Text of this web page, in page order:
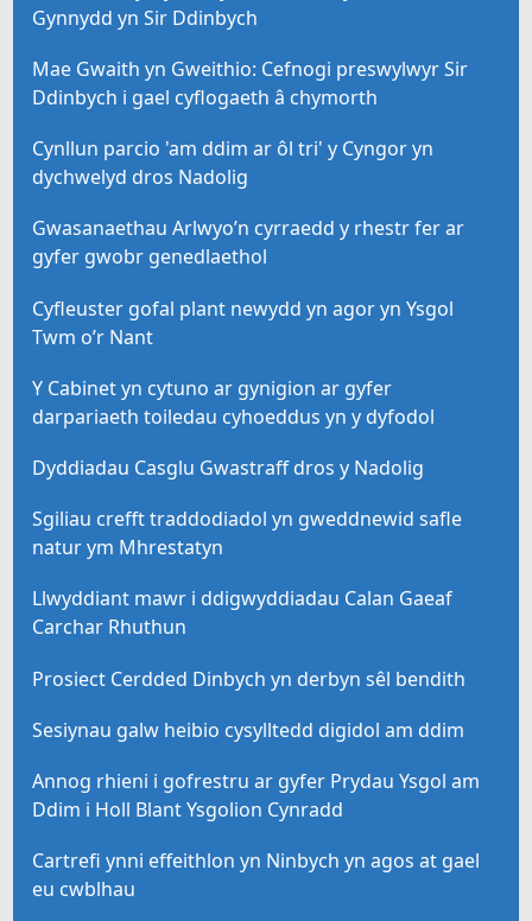
Gynnydd yn Sir Ddinbych
Mae Gwaith yn Gweithio: Cefnogi preswylwyr Sir
Ddinbych i gael cyflogaeth â chymorth
Cynllun parcio 'am ddim ar ôl tri' y Cyngor yn
dychwelyd dros Nadolig
Gwasanaethau Arlwyo’n cyrraedd y rhestr fer ar
gyfer gwobr genedlaethol
Cyfleuster gofal plant newydd yn agor yn Ysgol
Twm o’r Nant
Y Cabinet yn cytuno ar gynigion ar gyfer
darpariaeth toiledau cyhoeddus yn y dyfodol
Dyddiadau Casglu Gwastraff dros y Nadolig
Sgiliau crefft traddodiadol yn gweddnewid safle
natur ym Mhrestatyn
Llwyddiant mawr i ddigwyddiadau Calan Gaeaf
Carchar Rhuthun
Prosiect Cerdded Dinbych yn derbyn sêl bendith
Sesiynau galw heibio cysylltedd digidol am ddim
Annog rhieni i gofrestru ar gyfer Prydau Ysgol am
Ddim i Holl Blant Ysgolion Cynradd
Cartrefi ynni effeithlon yn Ninbych yn agos at gael
eu cwblhau